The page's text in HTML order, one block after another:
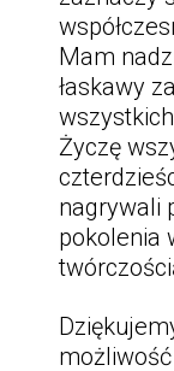
Mam
łaskawy
Życzę
nagrywali
pokolenia
możliwość